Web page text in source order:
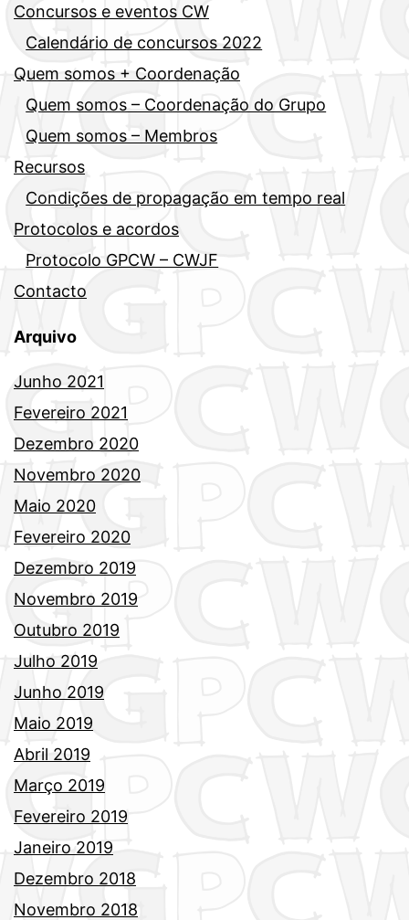
Concursos e eventos CW
Calendário de concursos 2022
Quem somos + Coordenação
Quem somos – Coordenação do Grupo
Quem somos – Membros
Recursos
Condições de propagação em tempo real
Protocolos e acordos
Protocolo GPCW – CWJF
Contacto
Arquivo
Junho 2021
Fevereiro 2021
Dezembro 2020
Novembro 2020
Maio 2020
Fevereiro 2020
Dezembro 2019
Novembro 2019
Outubro 2019
Julho 2019
Junho 2019
Maio 2019
Abril 2019
Março 2019
Fevereiro 2019
Janeiro 2019
Dezembro 2018
Novembro 2018